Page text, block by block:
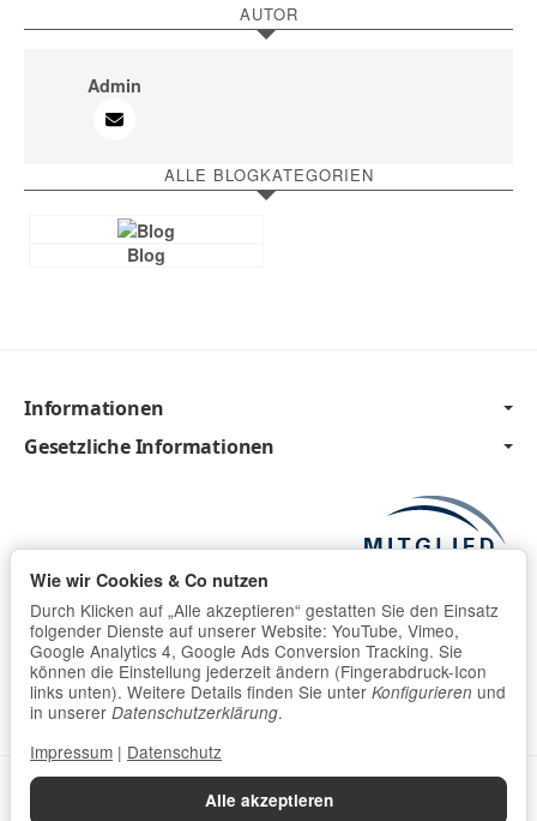
AUTOR
Admin
ALLE BLOGKATEGORIEN
Blog
Informationen
Gesetzliche Informationen
Alle akzeptieren
Wie wir Cookies & Co nutzen
Durch Klicken auf „Alle akzeptieren“ gestatten Sie den Einsatz
folgender Dienste auf unserer Website: YouTube, Vimeo,
Google Analytics 4, Google Ads Conversion Tracking. Sie
können die Einstellung jederzeit ändern (Fingerabdruck-Icon
links unten). Weitere Details finden Sie unter Konfigurieren und
in unserer Datenschutzerklärung.
Impressum | Datenschutz